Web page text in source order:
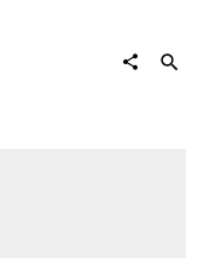
share search